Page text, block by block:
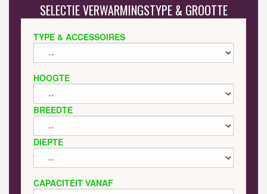
SELECTIE VERWARMINGSTYPE & GROOTTE
TYPE & ACCESSOIRES
HOOGTE
BREEDTE
DIEPTE
CAPACITEIT VANAF